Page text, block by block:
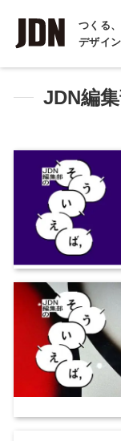
つくる
デザイ
インタビュー
REPORT
コラム
JDN編